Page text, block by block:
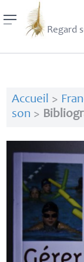
Regard
Accueil >
son >